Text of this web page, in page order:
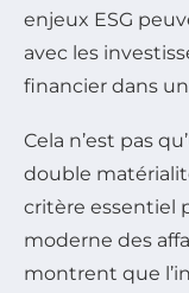
enjeux ESG
avec les
financier dans
Cela n’est pas
double
critère essentiel
moderne des
montrent que